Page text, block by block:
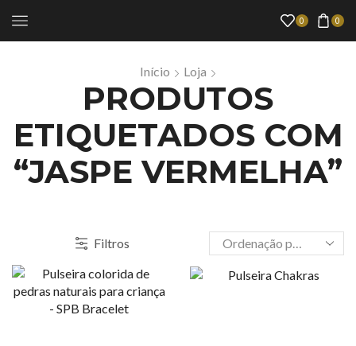
0 0
Início Loja
PRODUTOS
ETIQUETADOS COM
“JASPE VERMELHA”
Filtros